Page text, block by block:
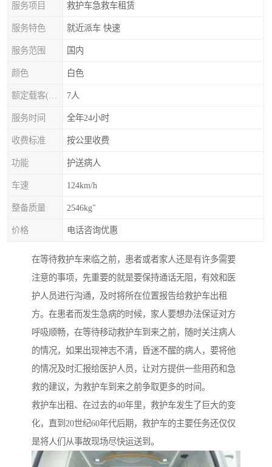
服务项目 救护车急救车租赁
服务特色 就近派车 快速
服务范围 国内
颜色 白色
7人
服务时间 全年24小时
收费标准 按公里收费
功能 护送病人
车速 124km/h
整备质量 2546kg"
价格 电话咨询优惠
在等待救护车来临之前，患者或者家人还是有许多需要
注意的事项，先重要的就是要保持通话无阻，有效和医
护人员进行沟通，及时将所在位置报告给救护车出租
方。在患者而发生急病的时候，家人要想办法保证对方
呼吸顺畅，在等待移动救护车到来之前，随时关注病人
的情况，如果出现神志不清，昏迷不醒的病人，要将他
的情况及时汇报给医护人员，让对方提供一些用药和急
救的建议，为救护车到来之前争取更多的时间。
救护车出租、在过去的40年里，救护车发生了巨大的变
化，直到20世纪60年代后期，救护车的主要任务还仅仅
是将人们从事故现场尽快运送到。